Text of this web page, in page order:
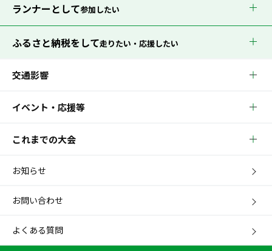
ランナーとして参加したい
ふるさと納税をして走りたい・応援したい
交通影響
イベント・応援等
これまでの大会
お知らせ
お問い合わせ
よくある質問